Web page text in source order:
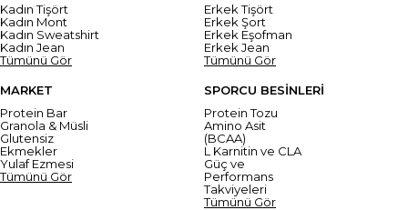
Kadın Tişört
Kadın Mont
Kadın Sweatshirt
Kadın Jean
Tümünü Gör
Erkek Tişört
Erkek Şort
Erkek Eşofman
Erkek Jean
Tümünü Gör
MARKET
Protein Bar
Granola & Müsli
Glutensiz
Ekmekler
Yulaf Ezmesi
Tümünü Gör
SPORCU BESİNLERİ
Protein Tozu
Amino Asit
(BCAA)
L Karnitin ve CLA
Güç ve
Performans
Takviyeleri
Tümünü Gör